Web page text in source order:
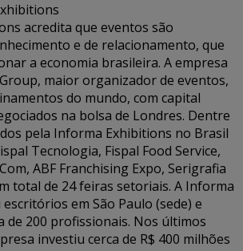
acredita que eventos são
e de relacionamento, que
a economia brasileira. A empresa
maior organizador de eventos,
do mundo, com capital
na bolsa de Londres. Dentre
pela Informa Exhibitions no Brasil
Tecnologia, Fispal Food Service,
ABF Franchising Expo, Serigrafia
total de 24 feiras setoriais. A Informa
em São Paulo (sede) e
de 200 profissionais. Nos últimos
investiu cerca de R$ 400 milhões